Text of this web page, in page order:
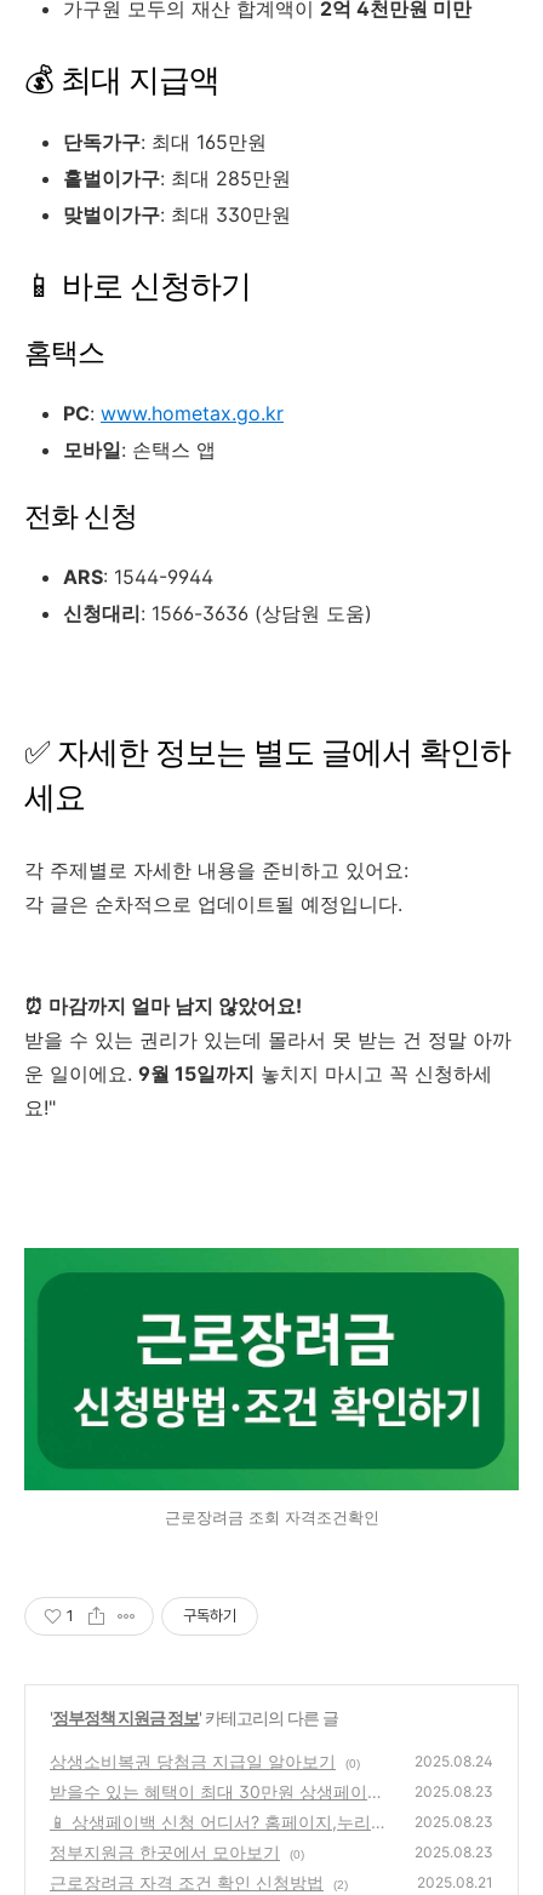
가구원 모두의 재산 합계액이 2억 4천만원 미만
💰 최대 지급액
단독가구: 최대 165만원
홑벌이가구: 최대 285만원
맞벌이가구: 최대 330만원
📱 바로 신청하기
홈택스
PC: www.hometax.go.kr
모바일: 손택스 앱
전화 신청
ARS: 1544-9944
신청대리: 1566-3636 (상담원 도움)
✅ 자세한 정보는 별도 글에서 확인하
세요
각 주제별로 자세한 내용을 준비하고 있어요:
각 글은 순차적으로 업데이트될 예정입니다.
⏰ 마감까지 얼마 남지 않았어요!
받을 수 있는 권리가 있는데 몰라서 못 받는 건 정말 아까
운 일이에요. 9월 15일까지 놓치지 마시고 꼭 신청하세
요!"
근로장려금 조회 자격조건확인
1 구독하기
'정부정책 지원금 정보' 카테고리의 다른 글
상생소비복권 당첨금 지급일 알아보기 (0) 2025.08.24
받을수 있는 혜택이 최대 30만원 상생페이백
조회
(0)
2025.08.23
📱 상생페이백 신청 어디서? 홈페이지,누리집?
(1)
2025.08.23
정부지원금 한곳에서 모아보기 (0) 2025.08.23
근로장려금 자격 조건 확인 신청방법 (2) 2025.08.21